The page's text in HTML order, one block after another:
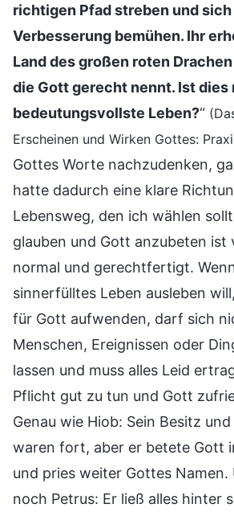
richtigen Pfad streben und sich
Verbesserung bemühen. Ihr
Land des großen roten
die Gott gerecht nennt. Ist dies
bedeutungsvollste Leben?“
Erscheinen und Wirken Gottes:
Gottes Worte nachzudenken,
hatte dadurch eine klare
Lebensweg, den ich wählen
glauben und Gott anzubeten ist
normal und gerechtfertigt.
sinnerfülltes Leben ausleben
für Gott aufwenden, darf sich
Menschen, Ereignissen oder
lassen und muss alles Leid
Pflicht gut zu tun und Gott
Genau wie Hiob: Sein Besitz
waren fort, aber er betete Gott
und pries weiter Gottes Namen.
noch Petrus: Er ließ alles hinter